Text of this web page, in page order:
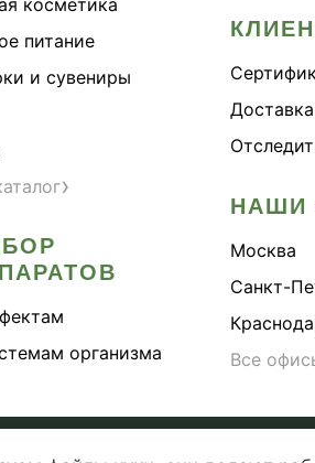
косметика
питание
и сувениры
›
организма
НАШИ
Москва
Санкт-
Все